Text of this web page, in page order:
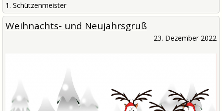
1. Schützenmeister
Weihnachts- und Neujahrsgruß
23. Dezember 2022